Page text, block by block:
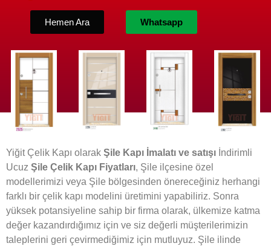
Hemen Ara Whatsapp
Yiğit Çelik Kapı olarak Şile Kapı İmalatı ve satışı İndirimli
Ucuz Şile Çelik Kapı Fiyatları, Şile ilçesine özel
modellerimizi veya Şile bölgesinden önereceğiniz herhangi
farklı bir çelik kapı modelini üretimini yapabiliriz. Sonra
yüksek potansiyeline sahip bir firma olarak, ülkemize katma
değer kazandırdığımız için ve siz değerli müşterilerimizin
taleplerini geri çevirmediğimiz için mutluyuz. Şile ilinde